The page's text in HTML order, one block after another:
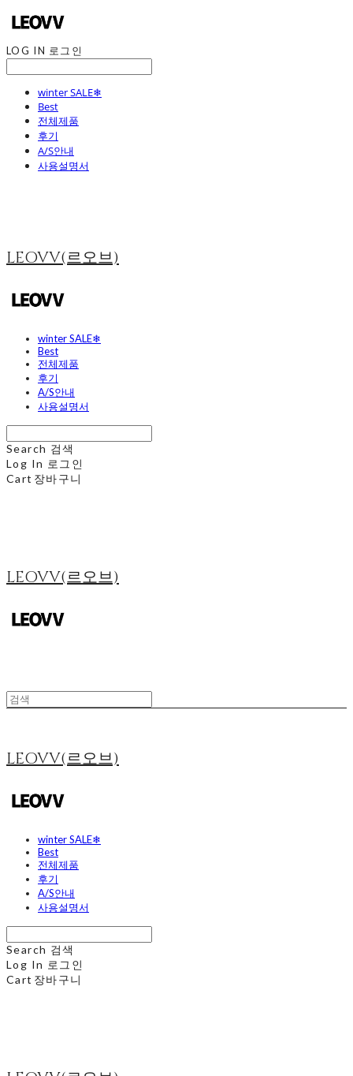
LOG IN 로그인
winter SALE❄
Best
전체제품
후기
A/S안내
사용설명서
LEOVV(르오브)
winter SALE❄
Best
전체제품
후기
A/S안내
사용설명서
Search 검색
Log In 로그인
Cart 장바구니
LEOVV(르오브)
LEOVV(르오브)
winter SALE❄
Best
전체제품
후기
A/S안내
사용설명서
Search 검색
Log In 로그인
Cart 장바구니